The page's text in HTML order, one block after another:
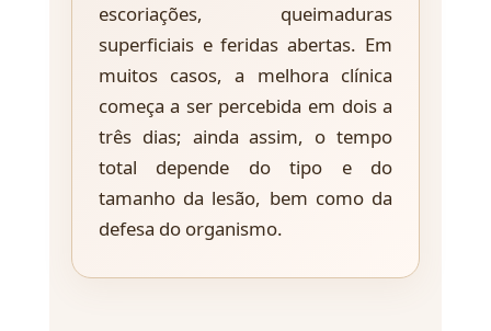
escoriações, queimaduras
superficiais e feridas abertas. Em
muitos casos, a melhora clínica
começa a ser percebida em dois a
três dias; ainda assim, o tempo
total depende do tipo e do
tamanho da lesão, bem como da
defesa do organismo.